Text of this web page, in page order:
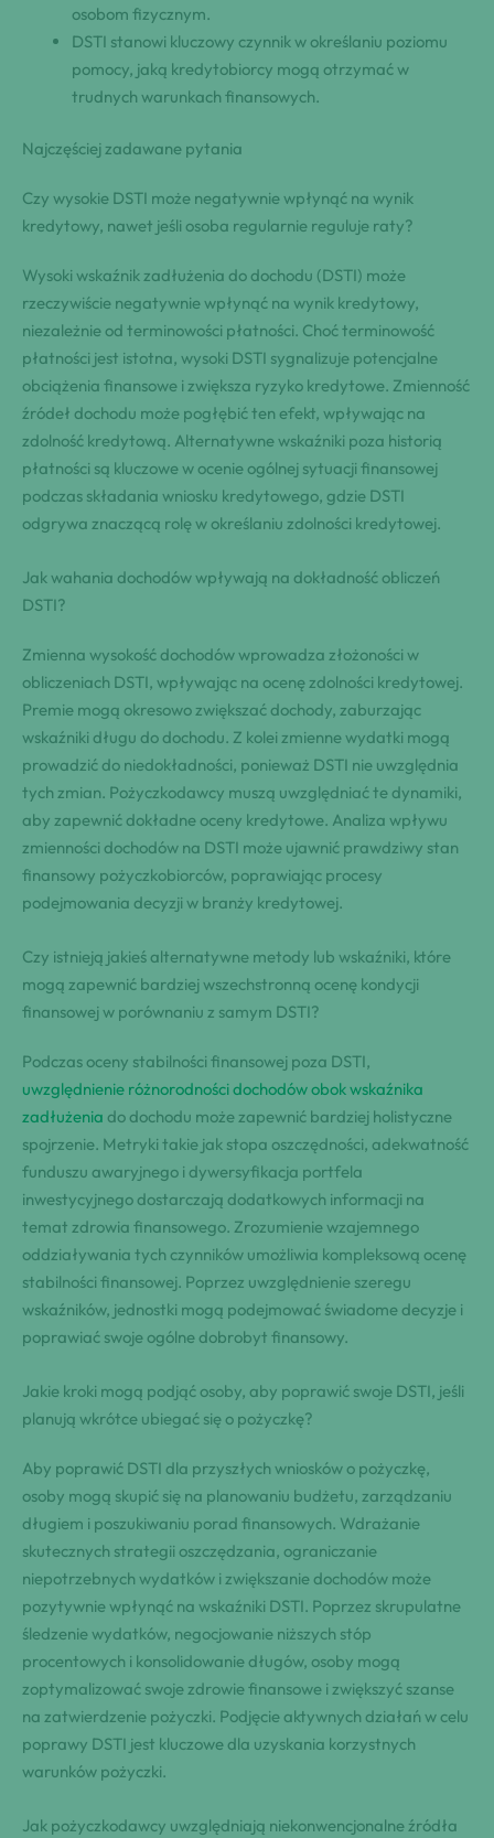
osobom fizycznym.
DSTI stanowi kluczowy czynnik w określaniu poziomu
pomocy, jaką kredytobiorcy mogą otrzymać w
trudnych warunkach finansowych.
Najczęściej zadawane pytania
Czy wysokie DSTI może negatywnie wpłynąć na wynik
kredytowy, nawet jeśli osoba regularnie reguluje raty?
Wysoki wskaźnik zadłużenia do dochodu (DSTI) może
rzeczywiście negatywnie wpłynąć na wynik kredytowy,
niezależnie od terminowości płatności. Choć terminowość
płatności jest istotna, wysoki DSTI sygnalizuje potencjalne
obciążenia finansowe i zwiększa ryzyko kredytowe. Zmienność
źródeł dochodu może pogłębić ten efekt, wpływając na
zdolność kredytową. Alternatywne wskaźniki poza historią
płatności są kluczowe w ocenie ogólnej sytuacji finansowej
podczas składania wniosku kredytowego, gdzie DSTI
odgrywa znaczącą rolę w określaniu zdolności kredytowej.
Jak wahania dochodów wpływają na dokładność obliczeń
DSTI?
Zmienna wysokość dochodów wprowadza złożoności w
obliczeniach DSTI, wpływając na ocenę zdolności kredytowej.
Premie mogą okresowo zwiększać dochody, zaburzając
wskaźniki długu do dochodu. Z kolei zmienne wydatki mogą
prowadzić do niedokładności, ponieważ DSTI nie uwzględnia
tych zmian. Pożyczkodawcy muszą uwzględniać te dynamiki,
aby zapewnić dokładne oceny kredytowe. Analiza wpływu
zmienności dochodów na DSTI może ujawnić prawdziwy stan
finansowy pożyczkobiorców, poprawiając procesy
podejmowania decyzji w branży kredytowej.
Czy istnieją jakieś alternatywne metody lub wskaźniki, które
mogą zapewnić bardziej wszechstronną ocenę kondycji
finansowej w porównaniu z samym DSTI?
Podczas oceny stabilności finansowej poza DSTI,
uwzględnienie różnorodności dochodów obok wskaźnika
zadłużenia do dochodu może zapewnić bardziej holistyczne
spojrzenie. Metryki takie jak stopa oszczędności, adekwatność
funduszu awaryjnego i dywersyfikacja portfela
inwestycyjnego dostarczają dodatkowych informacji na
temat zdrowia finansowego. Zrozumienie wzajemnego
oddziaływania tych czynników umożliwia kompleksową ocenę
stabilności finansowej. Poprzez uwzględnienie szeregu
wskaźników, jednostki mogą podejmować świadome decyzje i
poprawiać swoje ogólne dobrobyt finansowy.
Jakie kroki mogą podjąć osoby, aby poprawić swoje DSTI, jeśli
planują wkrótce ubiegać się o pożyczkę?
Aby poprawić DSTI dla przyszłych wniosków o pożyczkę,
osoby mogą skupić się na planowaniu budżetu, zarządzaniu
długiem i poszukiwaniu porad finansowych. Wdrażanie
skutecznych strategii oszczędzania, ograniczanie
niepotrzebnych wydatków i zwiększanie dochodów może
pozytywnie wpłynąć na wskaźniki DSTI. Poprzez skrupulatne
śledzenie wydatków, negocjowanie niższych stóp
procentowych i konsolidowanie długów, osoby mogą
zoptymalizować swoje zdrowie finansowe i zwiększyć szanse
na zatwierdzenie pożyczki. Podjęcie aktywnych działań w celu
poprawy DSTI jest kluczowe dla uzyskania korzystnych
warunków pożyczki.
Jak pożyczkodawcy uwzględniają niekonwencjonalne źródła